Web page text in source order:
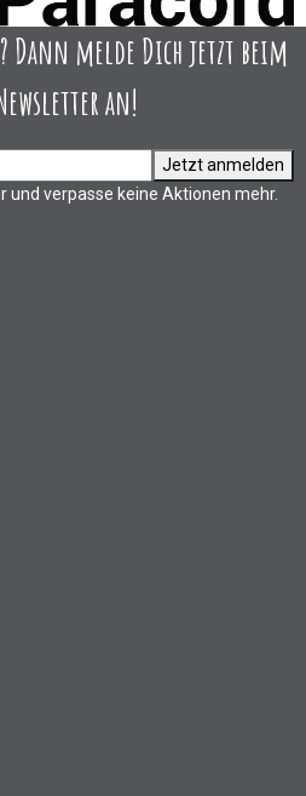
Dann melde Dich jetzt beim
an!
Jetzt anmelden
und verpasse keine Aktionen mehr.